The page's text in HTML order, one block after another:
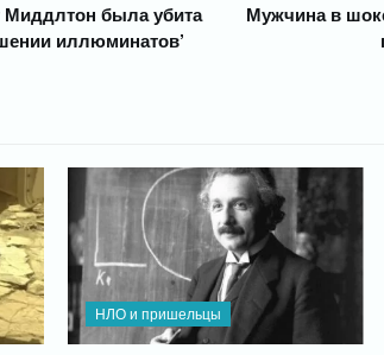
Миддлтон была убита
иллюминатов’
Мужчина в
НЛО и пришельцы